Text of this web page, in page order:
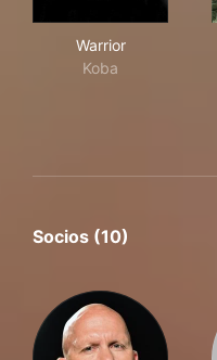
Warrior
Koba
Socios (10)